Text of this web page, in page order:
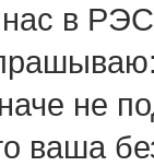
в РЭС
не
ваша